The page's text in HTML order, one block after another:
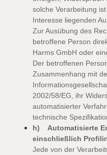
solche Verarbeitung
Interesse liegenden
Zur Ausübung des
betroffene Person
Harms GmbH oder
Der betroffenen
Zusammenhang mit
2002/58/EG, ihr
automatisierter
technische
h) Automatisierte
einschließlich
Jede von der